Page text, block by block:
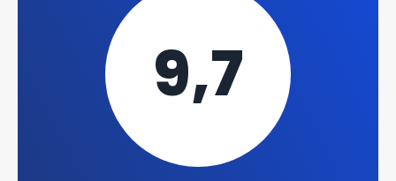
9,7